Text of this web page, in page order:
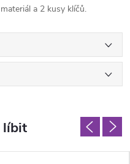
a 2 kusy klíčů.